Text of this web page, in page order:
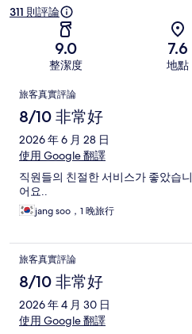
311 則評論
9.0
整潔度
7.6
地點
評
論
旅客真實評論
8/10 非常好
2026 年 6 月 28 日
使用 Google 翻譯
직원들의 친절한 서비스가 좋았습
어요..
jang soo，1 晚旅行
旅客真實評論
8/10 非常好
2026 年 4 月 30 日
使用 Google 翻譯